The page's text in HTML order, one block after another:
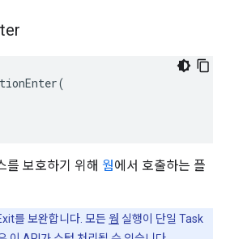
를 보호하기 위해 웜에서 호출하는 플
를 보완합니다. 모든 웜 실행이 단일 Task